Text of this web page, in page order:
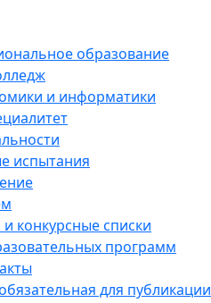
образование
и информатики
испытания
конкурсные списки
программ
для публикации